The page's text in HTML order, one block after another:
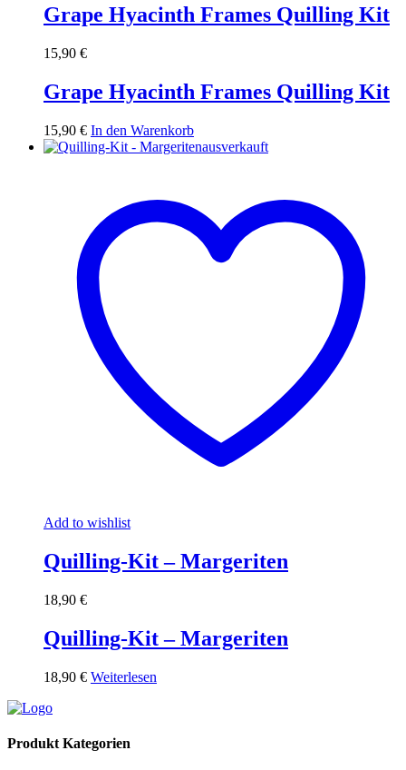
Grape Hyacinth Frames Quilling Kit
15,90 €
Grape Hyacinth Frames Quilling Kit
15,90 € In den Warenkorb
ausverkauft
Add to wishlist
Quilling-Kit – Margeriten
18,90 €
Quilling-Kit – Margeriten
18,90 € Weiterlesen
Produkt Kategorien